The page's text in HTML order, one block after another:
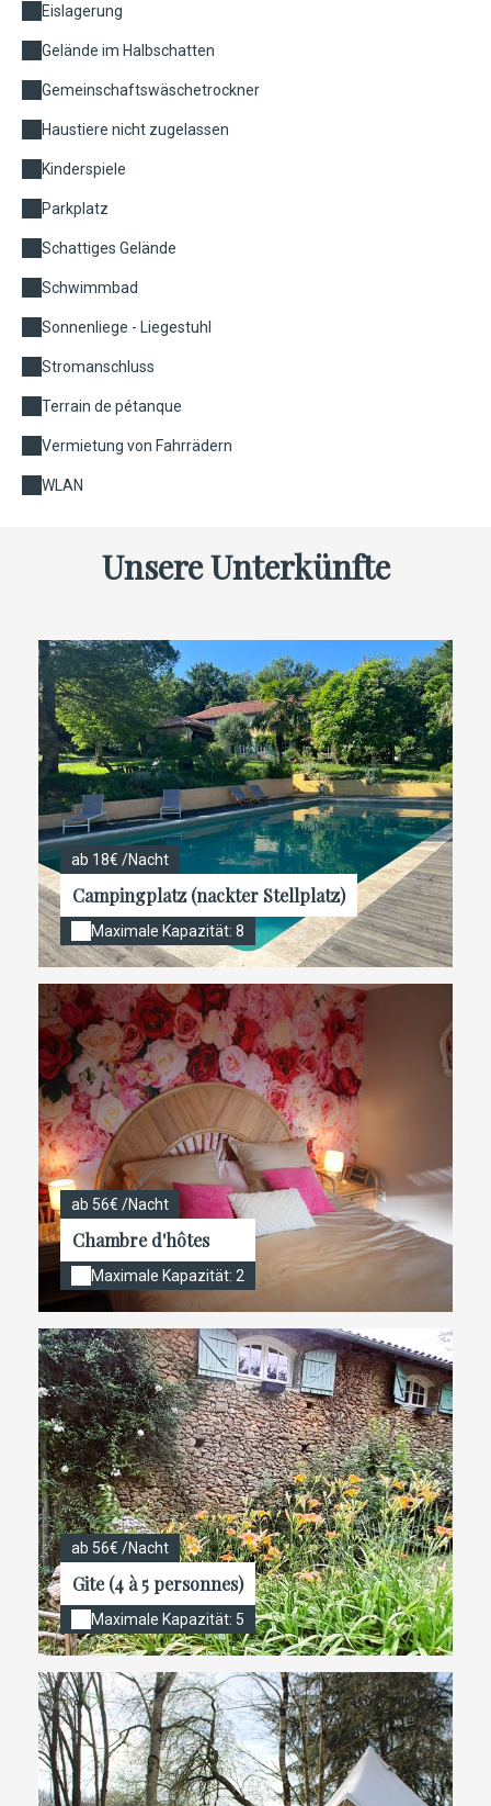
Eislagerung
Gelände im Halbschatten
Gemeinschaftswäschetrockner
Haustiere nicht zugelassen
Kinderspiele
Parkplatz
Schattiges Gelände
Schwimmbad
Sonnenliege - Liegestuhl
Stromanschluss
Terrain de pétanque
Vermietung von Fahrrädern
WLAN
Unsere Unterkünfte
ab 18€ /Nacht
Campingplatz (nackter Stellplatz)
Maximale Kapazität: 8
ab 56€ /Nacht
Chambre d'hôtes
Maximale Kapazität: 2
ab 56€ /Nacht
Gite (4 à 5 personnes)
Maximale Kapazität: 5